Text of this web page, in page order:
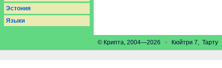
Эстония
Языки
© Крипта, 2004—2026 • Кюйтри 7, Тарту